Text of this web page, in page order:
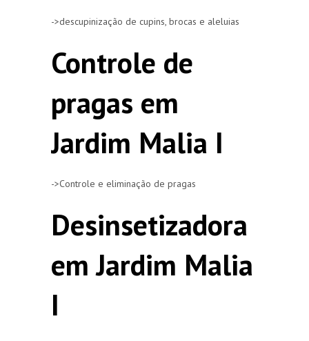
->descupinização de cupins, brocas e aleluias
Controle de
pragas em
Jardim Malia I
->Controle e eliminação de pragas
Desinsetizadora
em Jardim Malia
I